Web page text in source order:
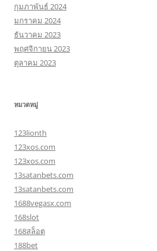
กุมภาพันธ์ 2024
มกราคม 2024
ธันวาคม 2023
พฤศจิกายน 2023
ตุลาคม 2023
หมวดหมู่
123lionth
123xos.com
123xos.com
13satanbets.com
13satanbets.com
1688vegasx.com
168slot
168สล็อต
188bet